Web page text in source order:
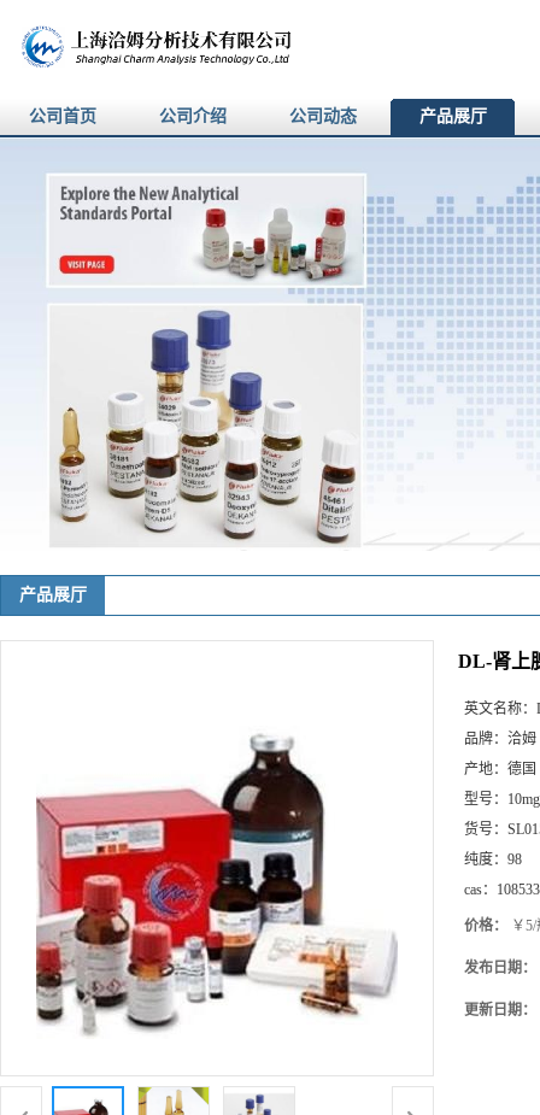
公司首页 公司介绍 公司动态 产品展厅
产品展厅
DL-肾上
英文名称：
品牌： 洽姆
产地： 德国
型号： 10mg
货号：
纯度： 98
cas：
价格： ￥
发布日期：
更新日期：